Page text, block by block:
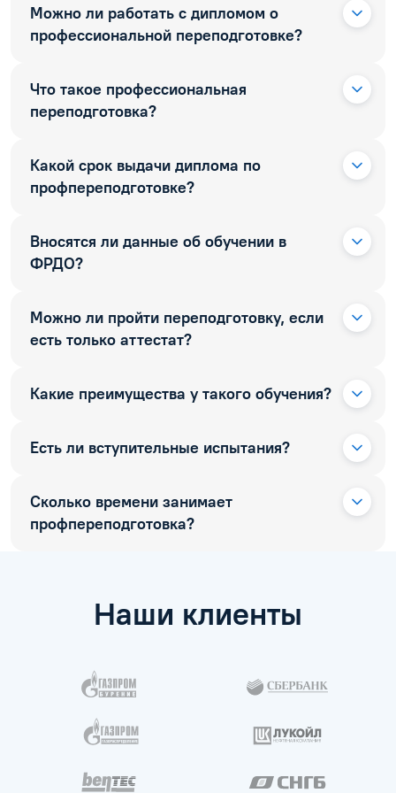
Можно ли работать с дипломом о
профессиональной переподготовке?
Что такое профессиональная
переподготовка?
Какой срок выдачи диплома по
профпереподготовке?
Вносятся ли данные об обучении в
ФРДО?
Можно ли пройти переподготовку, если
есть только аттестат?
Какие преимущества у такого обучения?
Есть ли вступительные испытания?
Сколько времени занимает
профпереподготовка?
Наши клиенты